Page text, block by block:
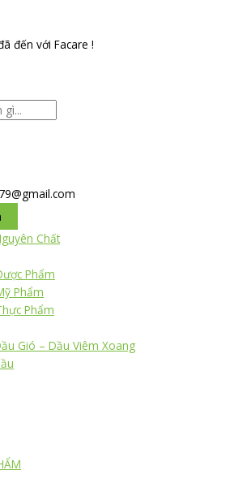
đến với Facare !
Chất
Phẩm
Phẩm
Phẩm
Gió – Dầu Viêm Xoang